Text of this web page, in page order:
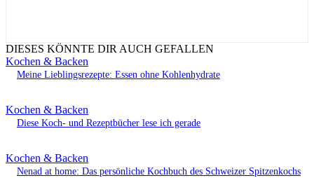
DIESES KÖNNTE DIR AUCH GEFALLEN
Kochen & Backen
Meine Lieblingsrezepte: Essen ohne Kohlenhydrate
Kochen & Backen
Diese Koch- und Rezeptbücher lese ich gerade
Kochen & Backen
Nenad at home: Das persönliche Kochbuch des Schweizer Spitzenkochs